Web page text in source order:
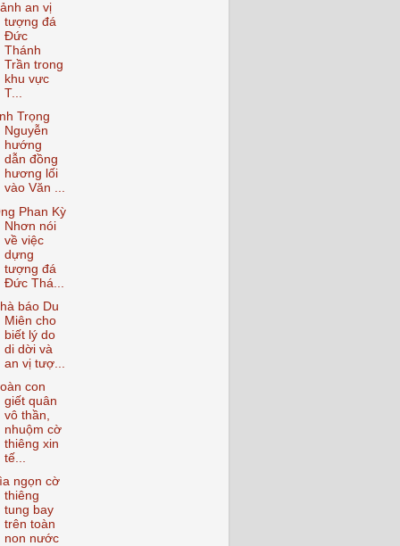
an vị
tượng đá
Đức
Thánh
Trần trong
khu vực
T...
Trọng
Nguyễn
hướng
dẫn đồng
hương lối
vào Văn ...
Phan Kỳ
Nhơn nói
về việc
dựng
tượng đá
Đức Thá...
báo Du
Miên cho
biết lý do
di dời và
an vị tượ...
con
giết quân
vô thần,
nhuộm cờ
thiêng xin
tế...
ngọn cờ
thiêng
tung bay
trên toàn
non nước